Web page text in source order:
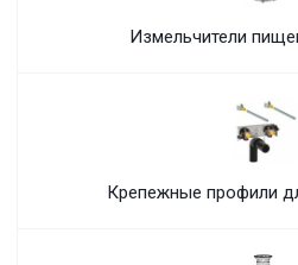
Измельчители
Крепежные профили